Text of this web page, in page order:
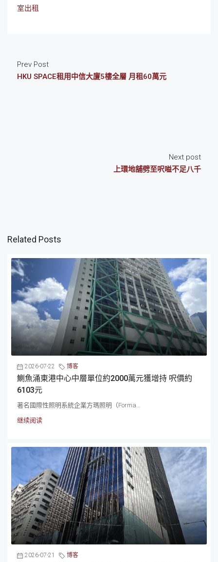
室出租
Prev Post
HKU SPACE租用中信大廈5樓全層 月租60萬元
Next post
上環地舖劈至呎嗌不足八千
Related Posts
2026-07-22 博客
鰂魚涌東港中心中層單位約2000萬元獲增持 呎價約
6103元
著名國際性照明系統企業方瑪照明（Forma...
继续阅读
2026-07-21 博客